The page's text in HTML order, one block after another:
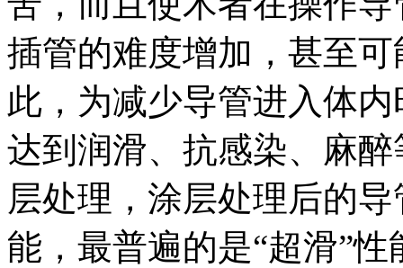
插管的难度增加，甚至
此，为减少导管进入体
达到润滑、抗感染、麻
层处理，涂层处理后的
能，最普遍的是“超滑”性